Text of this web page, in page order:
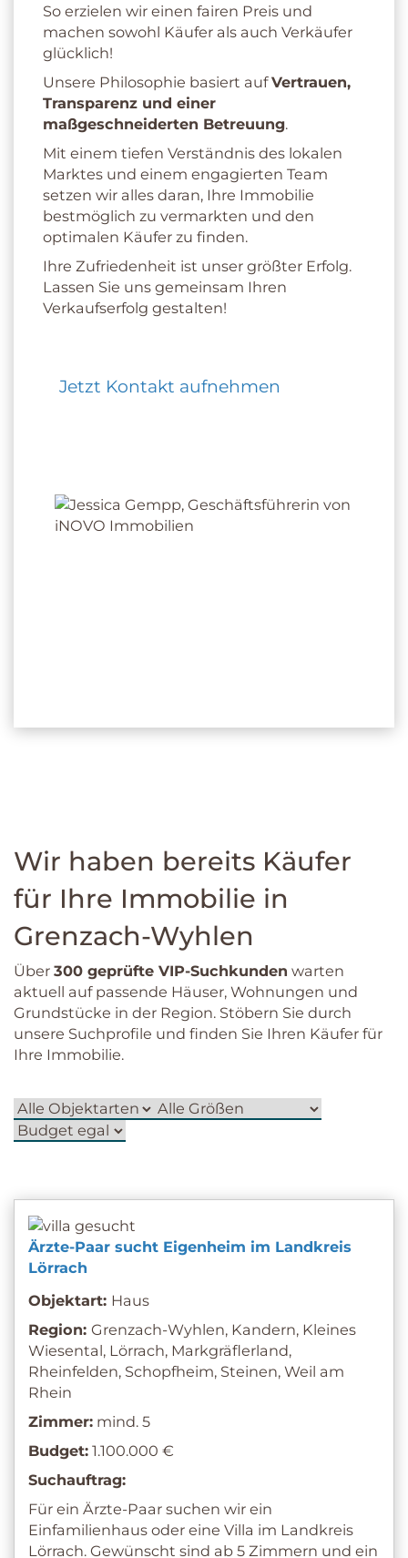
So erzielen wir einen fairen Preis und
machen sowohl Käufer als auch Verkäufer
glücklich!
Unsere Philosophie basiert aufVertrauen,
Transparenz und einer
maßgeschneiderten Betreuung.
Mit einem tiefen Verständnis des lokalen
Marktes und einem engagierten Team
setzen wir alles daran, Ihre Immobilie
bestmöglich zu vermarkten und den
optimalen Käufer zu finden.
Ihre Zufriedenheit ist unser größter Erfolg.
Lassen Sie uns gemeinsam Ihren
Verkaufserfolg gestalten!
Jetzt Kontakt aufnehmen
Wir haben bereits Käufer
für Ihre Immobilie in
Grenzach-Wyhlen
Über 300 geprüfte VIP-Suchkunden warten
aktuell auf passende Häuser, Wohnungen und
Grundstücke in der Region. Stöbern Sie durch
unsere Suchprofile und finden Sie Ihren Käufer für
Ihre Immobilie.
Objektart
Zimmer
(mind.)
Budget
(mind.)
Ärzte-Paar sucht Eigenheim im Landkreis
Lörrach
Objektart: Haus
Region: Grenzach-Wyhlen, Kandern, Kleines
Wiesental, Lörrach, Markgräflerland,
Rheinfelden, Schopfheim, Steinen, Weil am
Rhein
Zimmer: mind. 5
Budget: 1.100.000 €
Suchauftrag:
Für ein Ärzte-Paar suchen wir ein
Einfamilienhaus oder eine Villa im Landkreis
Lörrach. Gewünscht sind ab 5 Zimmern und ein